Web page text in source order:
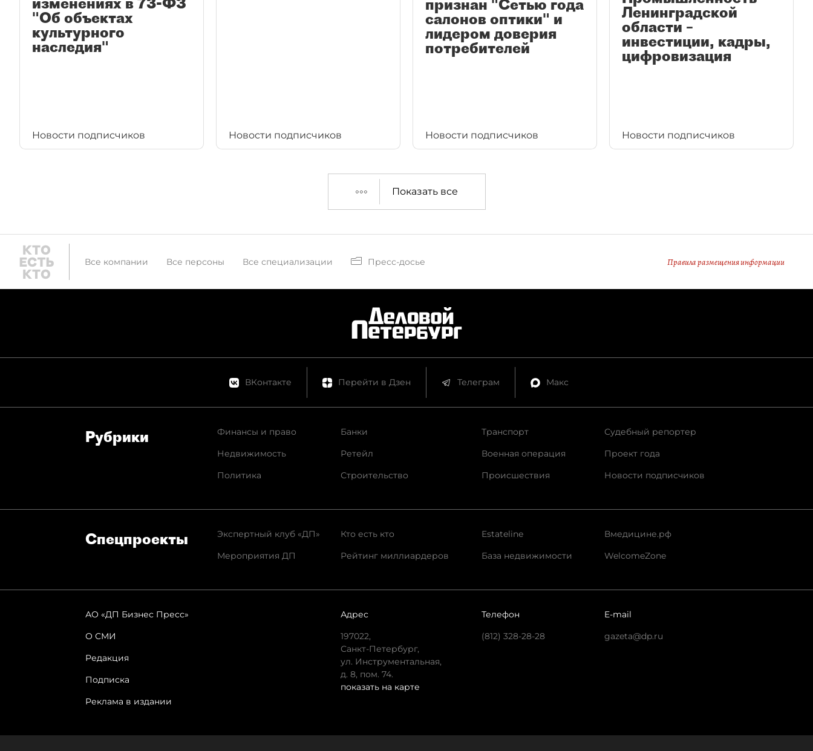
"Об объектах
культурного
наследия"
Новости подписчиков Новости подписчиков
признан "Сетью года
салонов оптики" и
лидером доверия
потребителей
Новости подписчиков
Ленинградской
области –
инвестиции, кадры,
цифровизация
Новости подписчиков
Показать все
Все компании Все персоны Все специализации Пресс-досье Правила размещения информации
ВКонтакте Перейти в Дзен Телеграм Макс
Рубрики
Финансы и право
Недвижимость
Политика
Банки
Ретейл
Строительство
Транспорт
Военная операция
Происшествия
Судебный репортер
Проект года
Новости подписчиков
Спец­проекты
Экспертный клуб «ДП»
Мероприятия ДП
Кто есть кто
Рейтинг миллиардеров
Estateline
База недвижимости
Вмедицине.рф
WelcomeZone
АО «ДП Бизнес Пресс»
О СМИ
Редакция
Подписка
Реклама в издании
Адрес
197022,
Санкт-Петербург,
ул. Инструментальная,
д. 8, пом. 74.
показать на карте
Телефон
(812) 328-28-28
E-mail
gazeta@dp.ru